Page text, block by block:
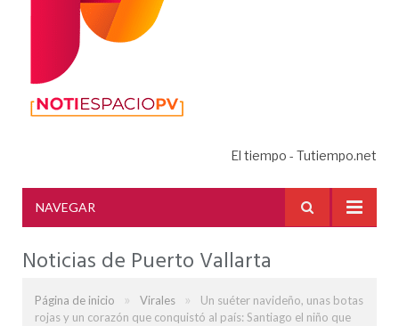
El tiempo - Tutiempo.net
NAVEGAR
Noticias de Puerto Vallarta
Página de inicio » Virales »
Un suéter navideño, unas botas
rojas y un corazón que conquistó al país: Santiago el niño que